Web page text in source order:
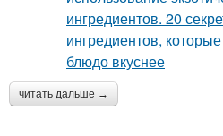
читать дальше →